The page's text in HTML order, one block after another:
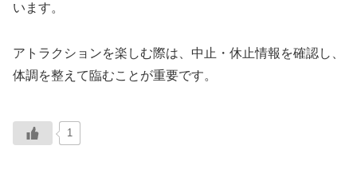
います。
アトラクションを楽しむ際は、中止・休止情報を確認し、
体調を整えて臨むことが重要です。
1